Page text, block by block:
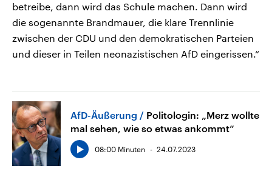
betreibe, dann wird das Schule machen. Dann wird
die sogenannte Brandmauer, die klare Trennlinie
zwischen der CDU und den demokratischen Parteien
und dieser in Teilen neonazistischen AfD eingerissen.“
AfD-Äußerung
Politologin: „Merz wollte
mal sehen, wie so etwas ankommt“
08:00 Minuten 24.07.2023